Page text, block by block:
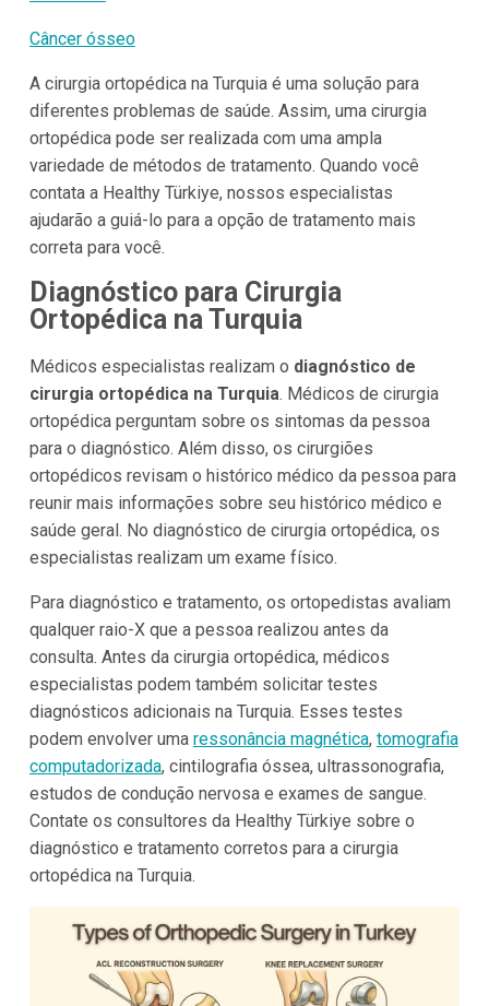
Câncer ósseo
A cirurgia ortopédica na Turquia é uma solução para
diferentes problemas de saúde. Assim, uma cirurgia
ortopédica pode ser realizada com uma ampla
variedade de métodos de tratamento. Quando você
contata a Healthy Türkiye, nossos especialistas
ajudarão a guiá-lo para a opção de tratamento mais
correta para você.
Diagnóstico para Cirurgia
Ortopédica na Turquia
Médicos especialistas realizam o diagnóstico de
cirurgia ortopédica na Turquia. Médicos de cirurgia
ortopédica perguntam sobre os sintomas da pessoa
para o diagnóstico. Além disso, os cirurgiões
ortopédicos revisam o histórico médico da pessoa para
reunir mais informações sobre seu histórico médico e
saúde geral. No diagnóstico de cirurgia ortopédica, os
especialistas realizam um exame físico.
Para diagnóstico e tratamento, os ortopedistas avaliam
qualquer raio-X que a pessoa realizou antes da
consulta. Antes da cirurgia ortopédica, médicos
especialistas podem também solicitar testes
diagnósticos adicionais na Turquia. Esses testes
podem envolver uma ressonância magnética, tomografia
computadorizada, cintilografia óssea, ultrassonografia,
estudos de condução nervosa e exames de sangue.
Contate os consultores da Healthy Türkiye sobre o
diagnóstico e tratamento corretos para a cirurgia
ortopédica na Turquia.